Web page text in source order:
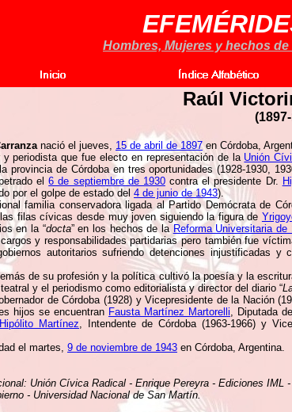
Hombres, Mujeres y hechos
Raúl
nació el jueves, 15 de abril de 1897en Córdoba,
periodista que fue electo en representación de la Unión
provincia de Córdoba en tres oportunidades (1928-1930,
el6 de septiembre de 1930contra el presidente Dr.
por el golpe de estado del 4 de junio de 1943).
familia conservadora ligada al Partido Demócrata de
filas cívicas desde muy joven siguiendo la figura de
en la “docta” en los hechos de la Reforma Universitaria de
y responsabilidades partidarias pero también fue
autoritarios sufriendo detenciones injustificadas y
de su profesión y la política cultivó la poesía y la
y el periodismo como editorialista y director del diario “
de Córdoba (1928) y Vicepresidente de la Nación
hijos se encuentran Fausta Martínez Martorelli, Diputada
Martínez, Intendente de Córdoba (1963-1966) y
el martes, 9 de noviembre de 1943 en Córdoba, Argentina.
Unión Cívica Radical - Enrique Pereyra - Ediciones IML
- Universidad Nacional de San Martín.